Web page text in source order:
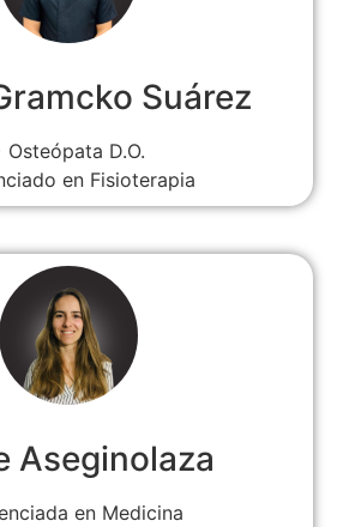
Suárez
Osteópata D.O.
en Fisioterapia
Aseginolaza
en Medicina